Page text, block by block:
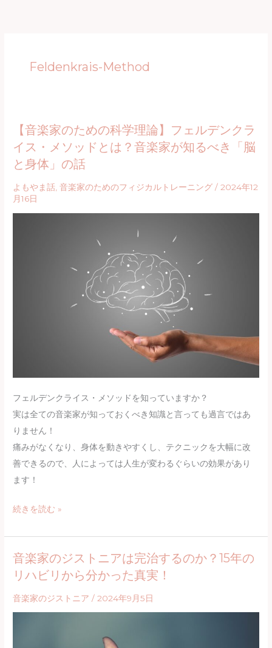
Feldenkrais-Method
【音楽家のための科学理論】フェルデンクラ
イス・メソッドとは？音楽家が知るべき「脳
と身体」の話
よもやま話,音楽家のためのフィジカルトレーニング /2024年12
月16日
フェルデンクライス・メソッドを知っていますか？
実は全ての音楽家が知っておくべき知識と言っても過言ではあ
りません！
痛みがなくなり、身体を動きやすくし、テクニックを大幅に改
善できるので、人によっては人生が変わるぐらいの効果があり
ます！
【音
の
た
続きを読む »
音楽家のジストニアは完治するのか？15年の
リハビリから分かった真実！
音楽家のジストニア /2024年9月5日